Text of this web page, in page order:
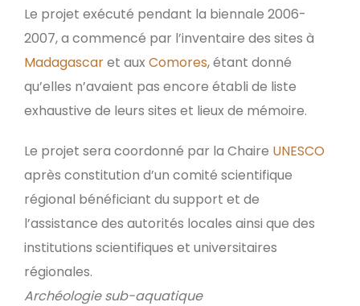
Le projet exécuté pendant la biennale 2006-
2007, a commencé par l’inventaire des sites à
Madagascaret aux Comores, étant donné
qu’elles n’avaient pas encore établi de liste
exhaustive de leurs sites et lieux de mémoire.
Le projet sera coordonné par la Chaire UNESCO
après constitution d’un comité scientifique
régional bénéficiant du support et de
l’assistance des autorités locales ainsi que des
institutions scientifiques et universitaires
régionales.
Archéologie sub-aquatique